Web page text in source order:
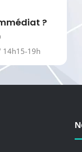
?
14h15-19h